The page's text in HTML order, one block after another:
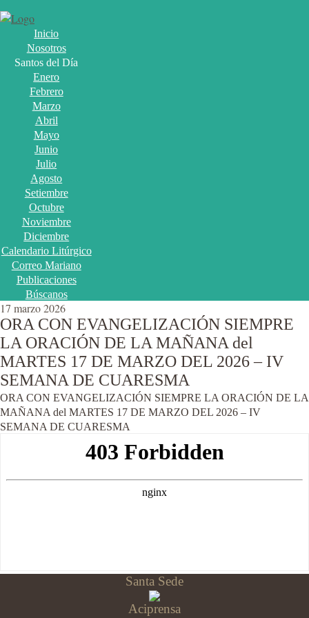
Inicio
Nosotros
Santos del Día
Enero
Febrero
Marzo
Abril
Mayo
Junio
Julio
Agosto
Setiembre
Octubre
Noviembre
Diciembre
Calendario Litúrgico
Correo Mariano
Publicaciones
Búscanos
17 marzo 2026
ORA CON EVANGELIZACIÓN SIEMPRE
LA ORACIÓN DE LA MAÑANA del
MARTES 17 DE MARZO DEL 2026 – IV
SEMANA DE CUARESMA
ORA CON EVANGELIZACIÓN SIEMPRE LA ORACIÓN DE LA
MAÑANA del MARTES 17 DE MARZO DEL 2026 – IV
SEMANA DE CUARESMA
Santa Sede
Aciprensa